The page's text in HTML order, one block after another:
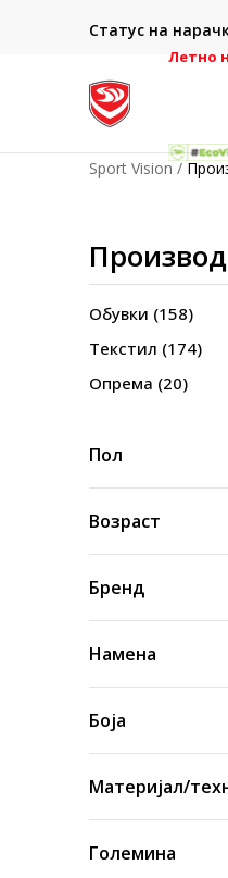
Статус на
- на сите нарачки
Летно
Sport Vision
Обувки (158)
Текстил (174)
Опрема (20)
Пол
Возраст
Бренд
Намена
Боја
Материјал/
Големина